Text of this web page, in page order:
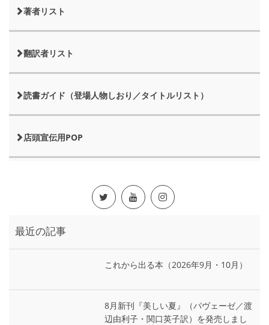
著者リスト
翻訳者リスト
読書ガイド（登場人物しおり／タイトルリスト）
店頭宣伝用POP
最近の記事
これから出る本（2026年9月・10月）
8月新刊『美しい夏』（パヴェーゼ／渡
辺由利子・関口英子訳）を発売しまし